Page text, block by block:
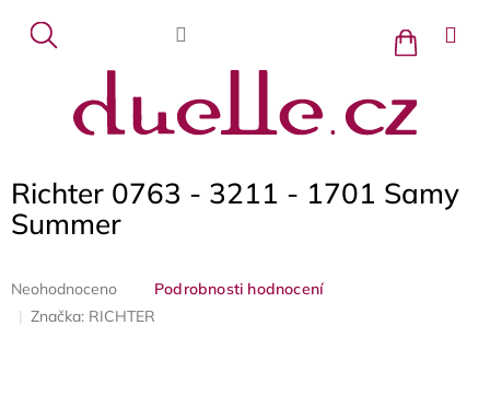
obsah
Nákupní
košík
Richter 0763 - 3211 - 1701 Samy
Summer
Průměrné
produktu
Neohodnoceno
Podrobnosti hodnocení
Značka: RICHTER